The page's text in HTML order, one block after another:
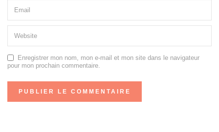
Enregistrer mon nom, mon e-mail et mon site dans le navigateur
pour mon prochain commentaire.